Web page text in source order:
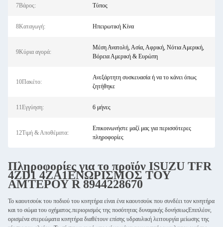
7Βάρος: Τύπος
8Καταγωγή: Ηπειρωτική Κίνα
9Κύρια αγορά:
Μέση Ανατολή, Ασία, Αφρική, Νότια Αμερική,
Βόρεια Αμερική & Ευρώπη
10Πακέτο:
Ανεξάρτητη συσκευασία ή να το κάνει όπως
ζητήθηκε
11Εγγύηση: 6 μήνες
12Τιμή & Αποθέματα:
Επικοινωνήστε μαζί μας για περισσότερες
πληροφορίες
Πληροφορίες για το προϊόν ISUZU TFR
4ZD1 4ZA1ΕΝΩΡΙΣΜΟΣ ΤΟΥ
ΑΜΤΕΡΟΥ R 8944228670
Το καουτσούκ του ποδιού του κινητήρα είναι ένα καουτσούκ που συνδέει τον κινητήρα
και το σώμα του οχήματος.περιορισμός της ποσότητας δυναμικής δονήσεωςΕπιπλέον,
ορισμένα στερεώματα κινητήρα διαθέτουν επίσης υδραυλική λειτουργία μείωσης της